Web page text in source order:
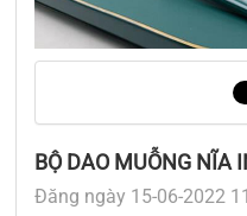
BỘ DAO MUỖNG NĨA
Đăng ngày 15-06-2022